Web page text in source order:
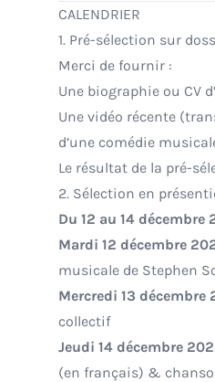
CALENDRIER
1. Pré-sélection sur
Merci de fournir :
Une biographie ou CV
Une vidéo récente
d’une comédie
Le résultat de la pré-
2. Sélection en
Du 12 au 14
Mardi 12 décembre
musicale de Stephen
Mercredi 13 décembre
collectif
Jeudi 14 décembre
(en français) &